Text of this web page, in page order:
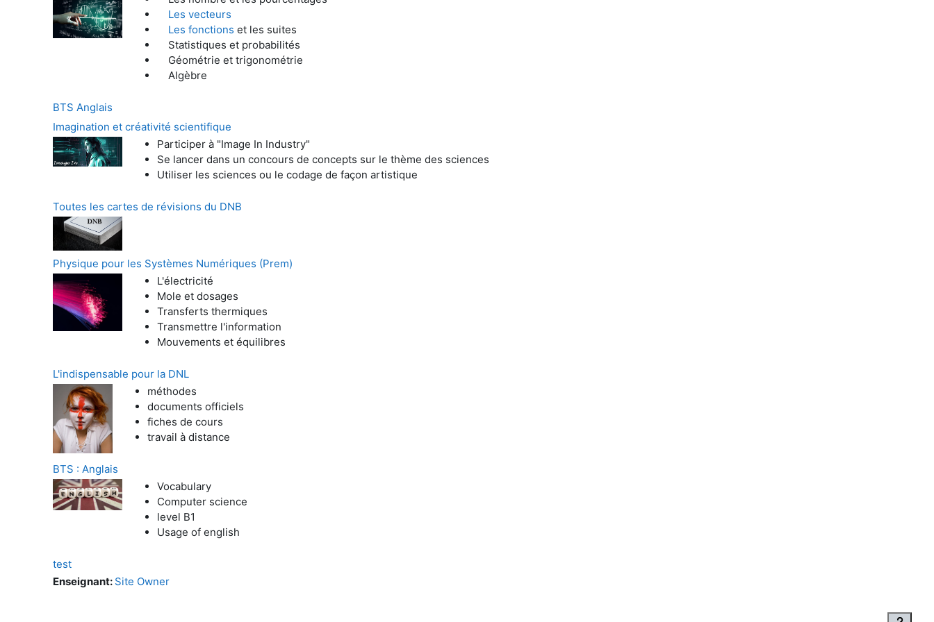
Les vecteurs
Les fonctions et les suites
Statistiques et probabilités
Géométrie et trigonométrie
Algèbre
BTS Anglais
Imagination et créativité scientifique
Participer à "Image In Industry"
Se lancer dans un concours de concepts sur le thème des sciences
Utiliser les sciences ou le codage de façon artistique
Toutes les cartes de révisions du DNB
Physique pour les Systèmes Numériques (Prem)
L'électricité
Mole et dosages
Transferts thermiques
Transmettre l'information
Mouvements et équilibres
L'indispensable pour la DNL
méthodes
documents officiels
fiches de cours
travail à distance
BTS : Anglais
Vocabulary
Computer science
level B1
Usage of english
test
Enseignant: Site Owner